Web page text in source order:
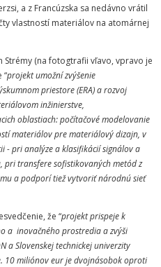
a z Francúzska sa nedávno vrátil
vlastností materiálov na atomárnej
Strémy (na fotogtrafii vľavo, vpravo je
“projekt umožní zvýšenie
priestore (ERA) a rozvoj
inžinierstve,
oblastiach: počítačové modelovanie
materiálov pre materiálový dizajn, v
- pri analýze a klasifikácií signálov a
transfere sofistikovaných metód z
a podporí tiež vytvoriť národnú sieť
že “projekt prispeje k
a inovačného prostredia a zvýši
a Slovenskej technickej univerzity
10 miliónov eur je dvojnásobok oproti